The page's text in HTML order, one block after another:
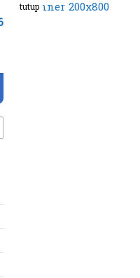
tutup
7 Strategi Perkuat